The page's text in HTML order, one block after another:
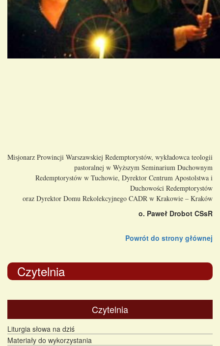
Misjonarz Prowincji Warszawskiej Redemptorystów, wykładowca teologii
pastoralnej w Wyższym Seminarium Duchownym
Redemptorystów w Tuchowie, Dyrektor Centrum Apostolstwa i
Duchowości Redemptorystów
oraz Dyrektor Domu Rekolekcyjnego CADR w Krakowie – Kraków
o. Paweł Drobot CSsR
Powrót do strony głównej
Czytelnia
Czytelnia
Liturgia słowa na dziś
Materiały do wykorzystania